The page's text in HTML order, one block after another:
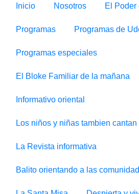
Inicio Nosotros El Poder
Programas Programas de
Programas especiales
El Bloke Familiar de la mañana
Informativo oriental
Los niños y niñas tambien cantan
La Revista informativa
Balito orientando a las